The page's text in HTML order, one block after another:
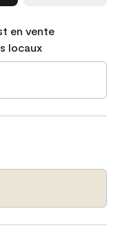
en vente
locaux